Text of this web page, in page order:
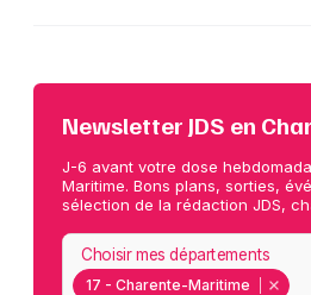
Newsletter JDS en
J-6 avant votre dose
Maritime. Bons plans, sorties,
sélection de la rédaction JDS,
17 - Charente-Maritime
Choisir mes départements